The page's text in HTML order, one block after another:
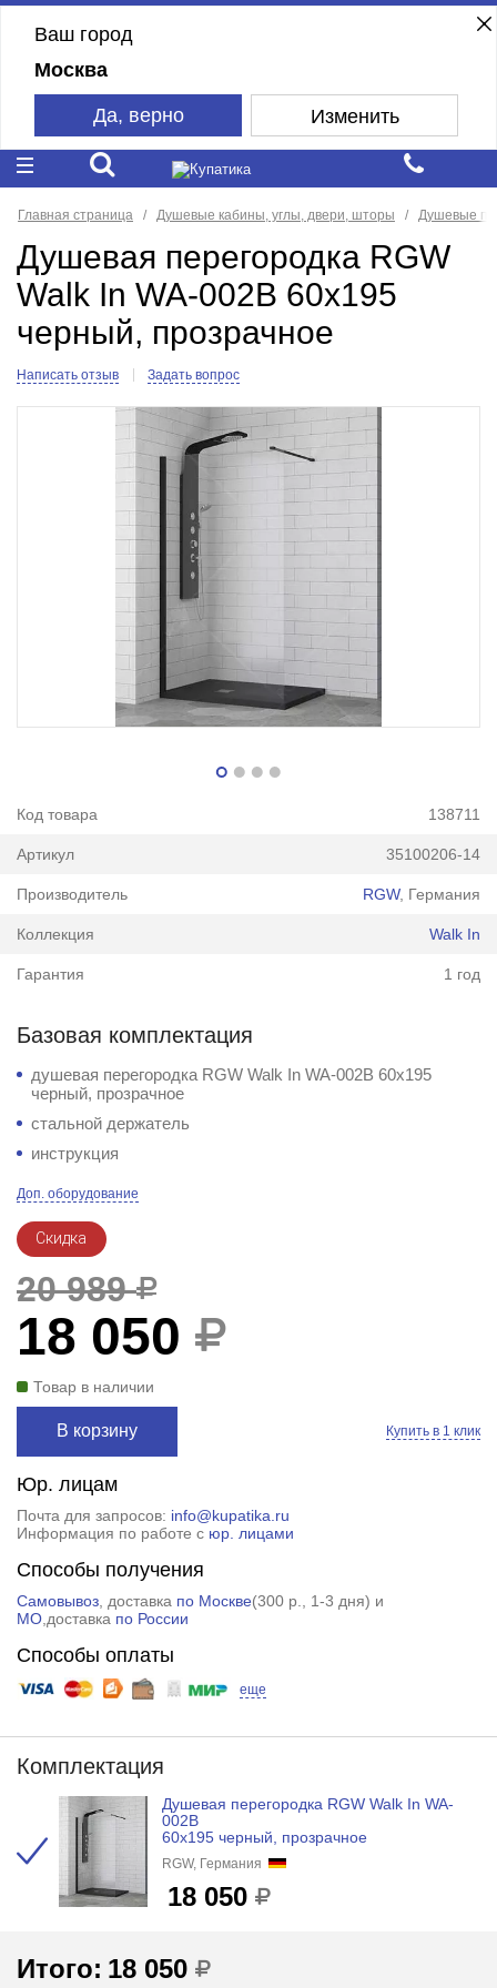
Ваш город
Москва
Да, верно Изменить
Главная страница Душевые кабины, углы, двери, шторы Душевые
Душевая перегородка RGW
Walk In WA-002B 60x195
черный, прозрачное
Написать отзыв Задать вопрос
Код товара 138711
Артикул 35100206-14
Производитель RGW, Германия
Коллекция Walk In
Гарантия 1 год
Базовая комплектация
душевая перегородка RGW Walk In WA-002B 60x195
черный, прозрачное
стальной держатель
инструкция
Доп. оборудование
Скидка
20 989
18 050
Товар в наличии
В корзину Купить в 1 клик
Юр. лицам
Почта для запросов: info@kupatika.ru
Информация по работе с юр. лицами
Способы получения
Самовывоз, доставка по Москве(300 р.
, 1-3 дня) и
МО,доставка по России
Способы оплаты
еще
Комплектация
Душевая перегородка RGW Walk In WA-
002B
60x195 черный, прозрачное
RGW, Германия
18 050
Итого: 18 050